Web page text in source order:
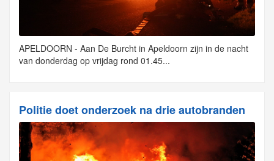
APELDOORN - Aan De Burcht in Apeldoorn zijn in de nacht
van donderdag op vrijdag rond 01.45...
Politie doet onderzoek na drie autobranden